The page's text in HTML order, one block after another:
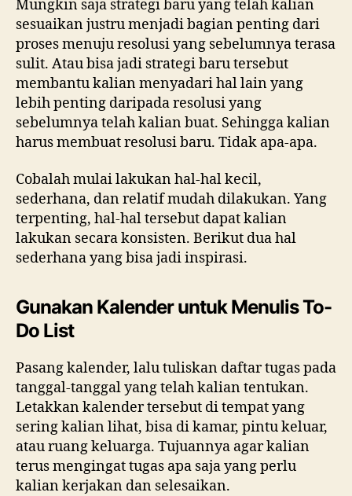
Mungkin saja strategi baru yang telah kalian
sesuaikan justru menjadi bagian penting dari
proses menuju resolusi yang sebelumnya terasa
sulit. Atau bisa jadi strategi baru tersebut
membantu kalian menyadari hal lain yang
lebih penting daripada resolusi yang
sebelumnya telah kalian buat. Sehingga kalian
harus membuat resolusi baru. Tidak apa-apa.
Cobalah mulai lakukan hal-hal kecil,
sederhana, dan relatif mudah dilakukan. Yang
terpenting, hal-hal tersebut dapat kalian
lakukan secara konsisten. Berikut dua hal
sederhana yang bisa jadi inspirasi.
Gunakan Kalender untuk Menulis To-
Do List
Pasang kalender, lalu tuliskan daftar tugas pada
tanggal-tanggal yang telah kalian tentukan.
Letakkan kalender tersebut di tempat yang
sering kalian lihat, bisa di kamar, pintu keluar,
atau ruang keluarga. Tujuannya agar kalian
terus mengingat tugas apa saja yang perlu
kalian kerjakan dan selesaikan.